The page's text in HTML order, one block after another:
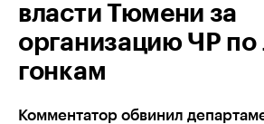
власти Тюмени за
организацию ЧР
гонкам
Комментатор обвинил